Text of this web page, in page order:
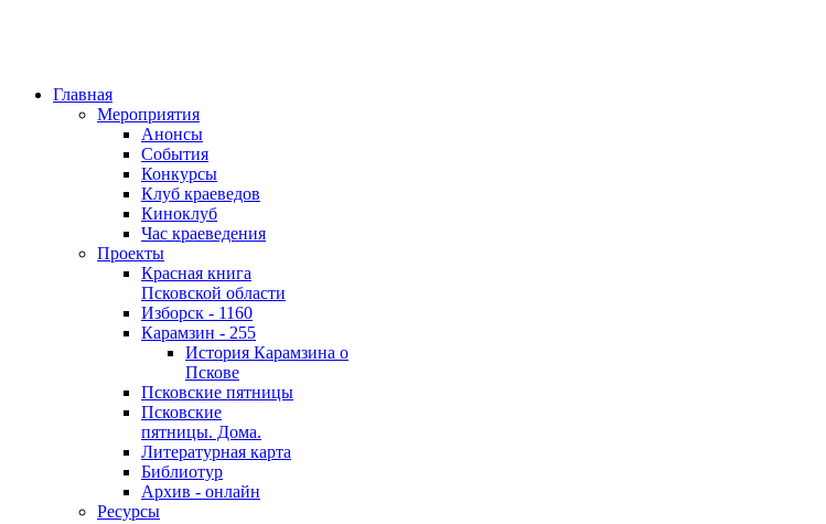
Главная
Мероприятия
Анонсы
События
Конкурсы
Клуб краеведов
Киноклуб
Час краеведения
Проекты
Красная книга
Псковской области
Изборск - 1160
Карамзин - 255
История Карамзина о
Пскове
Псковские пятницы
Псковские
пятницы. Дома.
Литературная карта
Библиотур
Архив - онлайн
Ресурсы